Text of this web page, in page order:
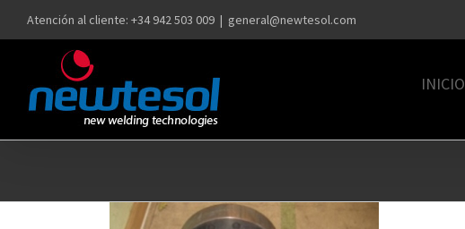
contenido
Atención al cliente: +34 942 503 009 | general@newtesol.com
INICIO